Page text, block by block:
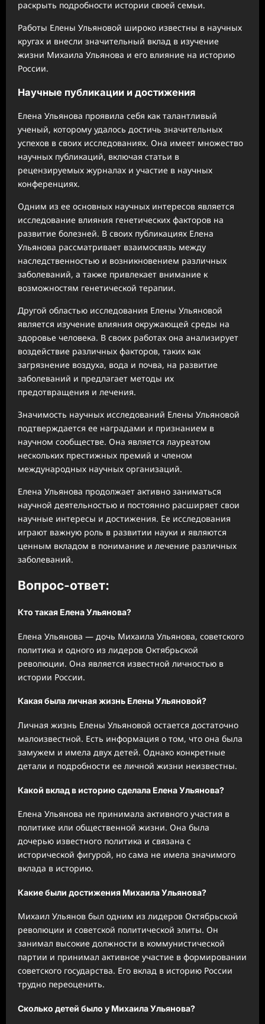
раскрыть подробности истории своей семьи.
Работы Елены Ульяновой широко известны в научных
кругах и внесли значительный вклад в изучение
жизни Михаила Ульянова и его влияние на историю
России.
Научные публикации и достижения
Елена Ульянова проявила себя как талантливый
ученый, которому удалось достичь значительных
успехов в своих исследованиях. Она имеет множество
научных публикаций, включая статьи в
рецензируемых журналах и участие в научных
конференциях.
Одним из ее основных научных интересов является
исследование влияния генетических факторов на
развитие болезней. В своих публикациях Елена
Ульянова рассматривает взаимосвязь между
наследственностью и возникновением различных
заболеваний, а также привлекает внимание к
возможностям генетической терапии.
Другой областью исследования Елены Ульяновой
является изучение влияния окружающей среды на
здоровье человека. В своих работах она анализирует
воздействие различных факторов, таких как
загрязнение воздуха, вода и почва, на развитие
заболеваний и предлагает методы их
предотвращения и лечения.
Значимость научных исследований Елены Ульяновой
подтверждается ее наградами и признанием в
научном сообществе. Она является лауреатом
нескольких престижных премий и членом
международных научных организаций.
Елена Ульянова продолжает активно заниматься
научной деятельностью и постоянно расширяет свои
научные интересы и достижения. Ее исследования
играют важную роль в развитии науки и являются
ценным вкладом в понимание и лечение различных
заболеваний.
Вопрос-ответ:
Кто такая Елена Ульянова?
Елена Ульянова — дочь Михаила Ульянова, советского
политика и одного из лидеров Октябрьской
революции. Она является известной личностью в
истории России.
Какая была личная жизнь Елены Ульяновой?
Личная жизнь Елены Ульяновой остается достаточно
малоизвестной. Есть информация о том, что она была
замужем и имела двух детей. Однако конкретные
детали и подробности ее личной жизни неизвестны.
Какой вклад в историю сделала Елена Ульянова?
Елена Ульянова не принимала активного участия в
политике или общественной жизни. Она была
дочерью известного политика и связана с
исторической фигурой, но сама не имела значимого
вклада в историю.
Какие были достижения Михаила Ульянова?
Михаил Ульянов был одним из лидеров Октябрьской
революции и советской политической элиты. Он
занимал высокие должности в коммунистической
партии и принимал активное участие в формировании
советского государства. Его вклад в историю России
трудно переоценить.
Сколько детей было у Михаила Ульянова?